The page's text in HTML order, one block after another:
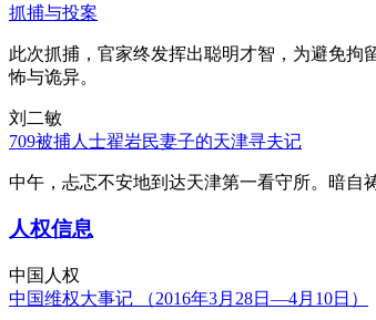
抓捕与投案
此次抓捕，官家终发挥出聪明才智，为避免拘
怖与诡异。
刘二敏
709被捕人士翟岩民妻子的天津寻夫记
中午，忐忑不安地到达天津第一看守所。暗自
人权信息
中国人权
中国维权大事记 （2016年3月28日—4月10日）